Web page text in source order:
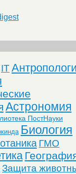
IT
Астрономия
ПостНауки
Биология
ГМО
Защита